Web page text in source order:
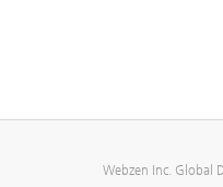
Webzen Inc. Global